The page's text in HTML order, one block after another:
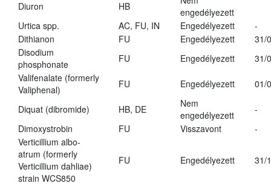
Diuron
HB
engedélyezett
Urtica spp.
AC, FU, IN Engedélyezett
-
Dithianon
FU Engedélyezett
31/
Disodium
phosphonate
FU Engedélyezett
31/
Valifenalate (formerly
Valiphenal)
FU Engedélyezett 01/
Diquat (dibromide) HB, DE
Nem
engedélyezett
-
Dimoxystrobin
FU Visszavont
-
Verticillium albo-
atrum (formerly
Verticillium dahliae)
strain WCS850
FU Engedélyezett 31/